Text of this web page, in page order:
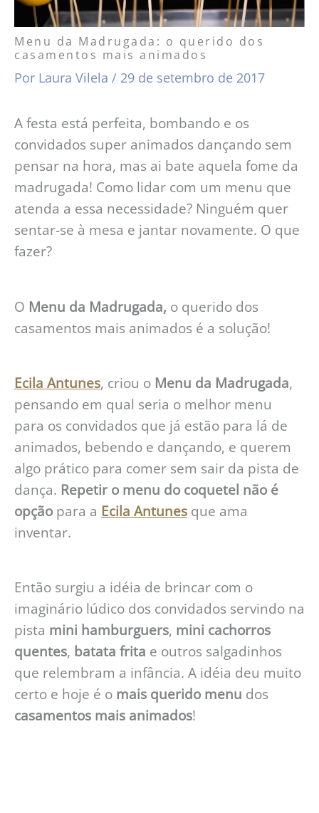
Menu da Madrugada: o querido dos
casamentos mais animados
Por Laura Vilela / 29 de setembro de 2017
A festa está perfeita, bombando e os
convidados super animados dançando sem
pensar na hora, mas ai bate aquela fome da
madrugada! Como lidar com um menu que
atenda a essa necessidade? Ninguém quer
sentar-se à mesa e jantar novamente. O que
fazer?
O Menu da Madrugada, o querido dos
casamentos mais animados é a solução!
Ecila Antunes, criou o Menu da Madrugada,
pensando em qual seria o melhor menu
para os convidados que já estão para lá de
animados, bebendo e dançando, e querem
algo prático para comer sem sair da pista de
dança. Repetir o menu do coquetel não é
opção para a Ecila Antunes que ama
inventar.
Então surgiu a idéia de brincar com o
imaginário lúdico dos convidados servindo na
pista mini hamburguers, mini cachorros
quentes, batata frita e outros salgadinhos
que relembram a infância. A idéia deu muito
certo e hoje é o mais querido menu dos
casamentos mais animados!